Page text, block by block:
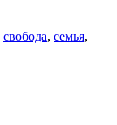
свобода, семья,